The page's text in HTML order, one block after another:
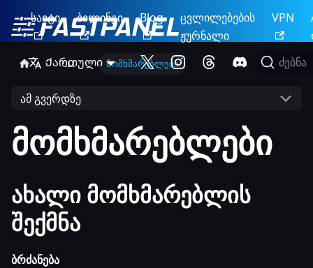
საიტი ბილინგი Blog
ცვლილებების
ჟურნალი
VPN
Ქართული
ძებნა
CLI მომხმარებლები
ამ გვერდზე
მომხმარებლები
ახალი მომხმარებლის
შექმნა
ბრძანება